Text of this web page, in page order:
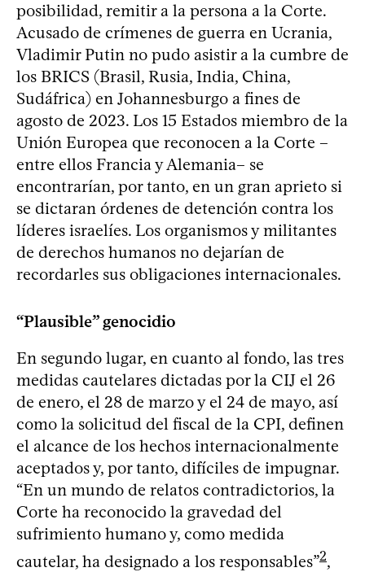
posibilidad, remitir a la persona a la Corte.
Acusado de crímenes de guerra en Ucrania,
Vladimir Putin no pudo asistir a la cumbre de
los BRICS (Brasil, Rusia, India, China,
Sudáfrica) en Johannesburgo a fines de
agosto de 2023. Los 15 Estados miembro de la
Unión Europea que reconocen a la Corte –
entre ellos Francia y Alemania– se
encontrarían, por tanto, en un gran aprieto si
se dictaran órdenes de detención contra los
líderes israelíes. Los organismos y militantes
de derechos humanos no dejarían de
recordarles sus obligaciones internacionales.
“Plausible” genocidio
En segundo lugar, en cuanto al fondo, las tres
medidas cautelares dictadas por la CIJ el 26
de enero, el 28 de marzo y el 24 de mayo, así
como la solicitud del fiscal de la CPI, definen
el alcance de los hechos internacionalmente
aceptados y, por tanto, difíciles de impugnar.
“En un mundo de relatos contradictorios, la
Corte ha reconocido la gravedad del
sufrimiento humano y, como medida
cautelar, ha designado a los responsables”2,